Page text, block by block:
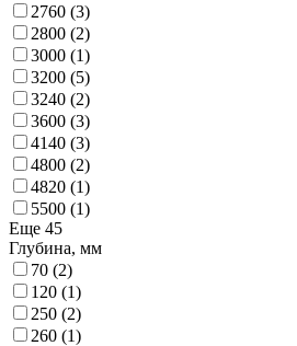
2760 (3)
2800 (2)
3000 (1)
3200 (5)
3240 (2)
3600 (3)
4140 (3)
4800 (2)
4820 (1)
5500 (1)
Еще 45
Глубина, мм
70 (2)
120 (1)
250 (2)
260 (1)